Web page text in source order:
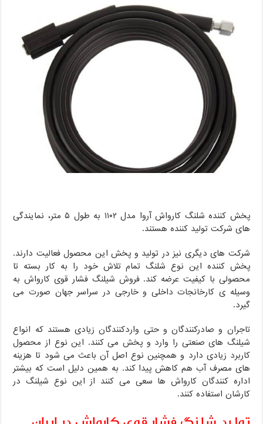
پخش کننده شلنگ کارواش آروا مدل ۱۱۰۲ به طول ۵ متر، نمایندگی
های شرکت تولید کننده هستند.
شرکت های دیگری نیز در تولید و پخش این محصول فعالیت دارند.
پخش کننده این نوع شلنگ تمام تلاش خود را به کار بسته تا
محصولی با کیفیت عرضه کند. فروش شیلنگ فشار قوی کارواش به
وسیله ی کارخانجات داخلی و خارجی در سراسر جهان صورت می
گیرد.
تاجران و صادرکنندگان و حتی واردکنندگان زیادی هستند که انواع
شیلنگ های صنعتی را وارد و پخش می کنند. این نوع از محصول
کاربرد زیادی دارد و همچنین نوع اصل آن باعث می شود تا هزینه
های مصرف آب هم کاهش پیدا کند. به همین دلیل است که بیشتر
اداره کنندگان کارواش ها سعی می کنند از این نوع شیلنگ در
کارشان استفاده کنند.